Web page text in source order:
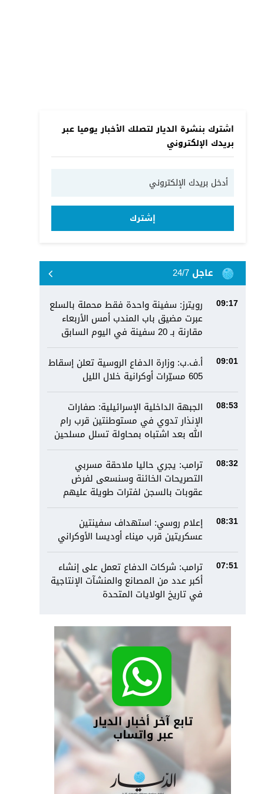
اشترك بنشرة الديار لتصلك الأخبار يوميا عبر
بريدك الإلكتروني
إشترك
عاجل 24/7
09:17
رويترز: سفينة واحدة فقط محملة بالسلع
عبرت مضيق باب المندب أمس الأربعاء
مقارنة بـ 20 سفينة في اليوم السابق
09:01
أ.ف.ب: وزارة الدفاع الروسية تعلن إسقاط
605 مسيّرات أوكرانية خلال الليل
08:53
الجبهة الداخلية الإسرائيلية: صفارات
الإنذار تدوي في مستوطنتين قرب رام
الله بعد اشتباه بمحاولة تسلل مسلحين
08:32
ترامب: يجري حاليا ملاحقة مسربي
التصريحات الخائنة وسنسعى لفرض
عقوبات بالسجن لفترات طويلة عليهم
08:31
إعلام روسي: استهداف سفينتين
عسكريتين قرب ميناء أوديسا الأوكراني
07:51
ترامب: شركات الدفاع تعمل على إنشاء
أكبر عدد من المصانع والمنشآت الإنتاجية
في تاريخ الولايات المتحدة